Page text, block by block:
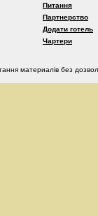
Питання
Партнерство
Додати готель
Чартери
материалів без